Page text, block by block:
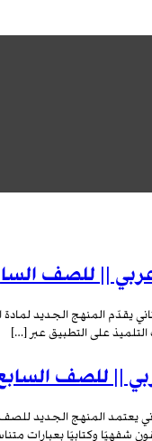
|| للصف
يقدّم المنهج الجديد
التلميذ على التطبيق عبر […]
|| للصف السابع
المنهج الجديد
وكتابيًا بعبارات